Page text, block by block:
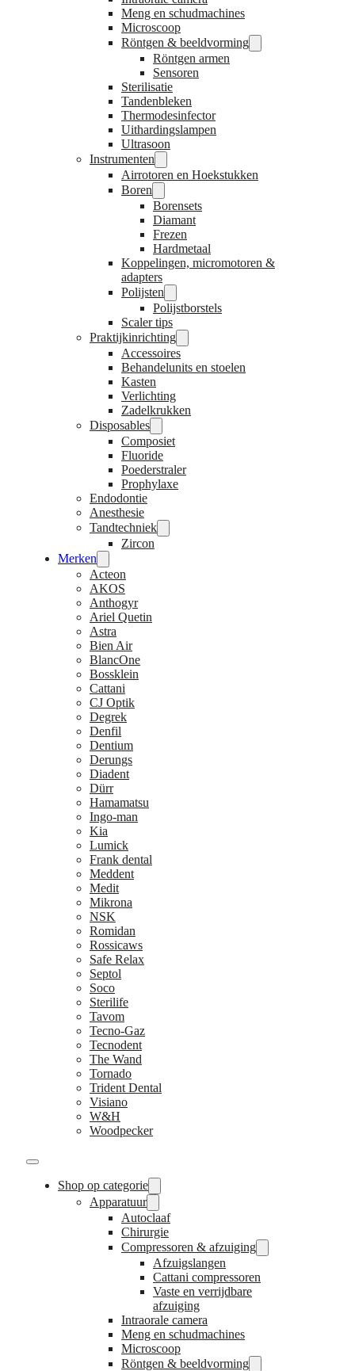
Meng en schudmachines
Microscoop
Röntgen & beeldvorming
Röntgen armen
Sensoren
Sterilisatie
Tandenbleken
Thermodesinfector
Uithardingslampen
Ultrasoon
Instrumenten
Airrotoren en Hoekstukken
Boren
Borensets
Diamant
Frezen
Hardmetaal
Koppelingen, micromotoren &
adapters
Polijsten
Polijstborstels
Scaler tips
Praktijkinrichting
Accessoires
Behandelunits en stoelen
Kasten
Verlichting
Zadelkrukken
Disposables
Composiet
Fluoride
Poederstraler
Prophylaxe
Endodontie
Anesthesie
Tandtechniek
Zircon
Merken
Acteon
AKOS
Anthogyr
Ariel Quetin
Astra
Bien Air
BlancOne
Bossklein
Cattani
CJ Optik
Degrek
Denfil
Dentium
Derungs
Diadent
Dürr
Hamamatsu
Ingo-man
Kia
Lumick
Frank dental
Meddent
Medit
Mikrona
NSK
Romidan
Rossicaws
Safe Relax
Septol
Soco
Sterilife
Tavom
Tecno-Gaz
Tecnodent
The Wand
Tornado
Trident Dental
Visiano
W&H
Woodpecker
Shop op categorie
Apparatuur
Autoclaaf
Chirurgie
Compressoren & afzuiging
Afzuigslangen
Cattani compressoren
Vaste en verrijdbare
afzuiging
Intraorale camera
Meng en schudmachines
Microscoop
Röntgen & beeldvorming